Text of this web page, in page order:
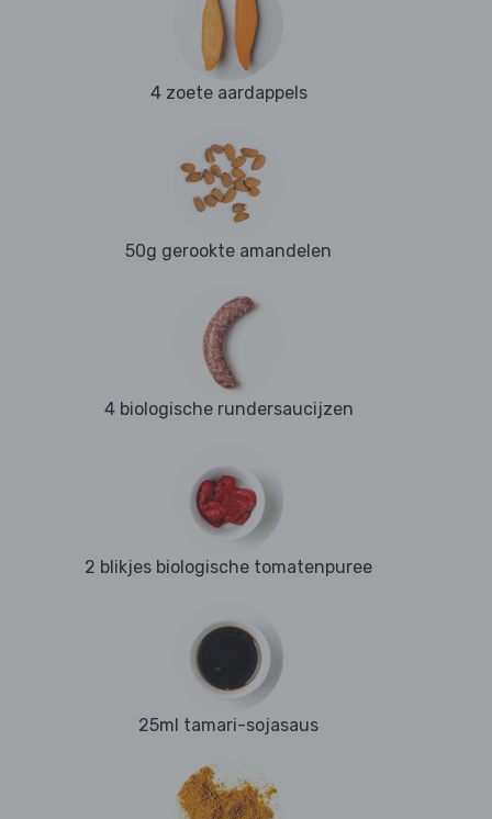
4 zoete aardappels
50g gerookte amandelen
4 biologische rundersaucijzen
2 blikjes biologische tomatenpuree
25ml tamari-sojasaus